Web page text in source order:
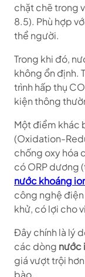
chặt chẽ trong
8.5). Phù hợp
thể người.
Trong khi đó,
không ổn định.
trình hấp thụ
kiện thông
Một điểm khác
(Oxidation-
chống oxy hóa
có ORP dương
nước khoáng
công nghệ điện
khử, có lợi cho
Đây chính là lý
các dòng nước
giá vượt trội
bào.